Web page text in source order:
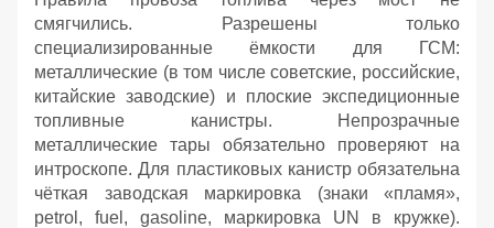
смягчились. Разрешены только
специализированные ёмкости для ГСМ:
металлические (в том числе советские, российские,
китайские заводские) и плоские экспедиционные
топливные канистры. Непрозрачные
металлические тары обязательно проверяют на
интроскопе. Для пластиковых канистр обязательна
чёткая заводская маркировка (знаки «пламя»,
petrol, fuel, gasoline, маркировка UN в кружке).